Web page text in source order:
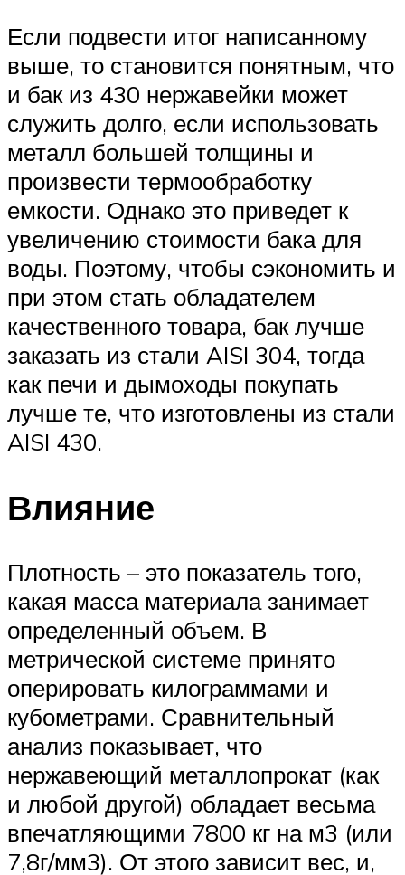
Если подвести итог написанному
выше, то становится понятным, что
и бак из 430 нержавейки может
служить долго, если использовать
металл большей толщины и
произвести термообработку
емкости. Однако это приведет к
увеличению стоимости бака для
воды. Поэтому, чтобы сэкономить и
при этом стать обладателем
качественного товара, бак лучше
заказать из стали AISI 304, тогда
как печи и дымоходы покупать
лучше те, что изготовлены из стали
AISI 430.
Влияние
Плотность – это показатель того,
какая масса материала занимает
определенный объем. В
метрической системе принято
оперировать килограммами и
кубометрами. Сравнительный
анализ показывает, что
нержавеющий металлопрокат (как
и любой другой) обладает весьма
впечатляющими 7800 кг на м3 (или
7,8г/мм3). От этого зависит вес, и,